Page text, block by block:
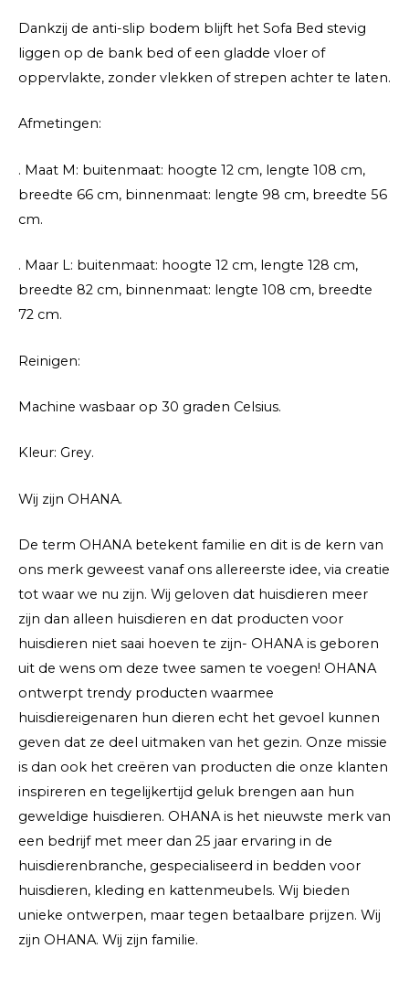
Dankzij de anti-slip bodem blijft het Sofa Bed stevig
liggen op de bank bed of een gladde vloer of
oppervlakte, zonder vlekken of strepen achter te laten.
Afmetingen:
. Maat M: buitenmaat: hoogte 12 cm, lengte 108 cm,
breedte 66 cm, binnenmaat: lengte 98 cm, breedte 56
cm.
. Maar L: buitenmaat: hoogte 12 cm, lengte 128 cm,
breedte 82 cm, binnenmaat: lengte 108 cm, breedte
72 cm.
Reinigen:
Machine wasbaar op 30 graden Celsius.
Kleur: Grey.
Wij zijn OHANA.
De term OHANA betekent familie en dit is de kern van
ons merk geweest vanaf ons allereerste idee, via creatie
tot waar we nu zijn. Wij geloven dat huisdieren meer
zijn dan alleen huisdieren en dat producten voor
huisdieren niet saai hoeven te zijn- OHANA is geboren
uit de wens om deze twee samen te voegen! OHANA
ontwerpt trendy producten waarmee
huisdiereigenaren hun dieren echt het gevoel kunnen
geven dat ze deel uitmaken van het gezin. Onze missie
is dan ook het creëren van producten die onze klanten
inspireren en tegelijkertijd geluk brengen aan hun
geweldige huisdieren. OHANA is het nieuwste merk van
een bedrijf met meer dan 25 jaar ervaring in de
huisdierenbranche, gespecialiseerd in bedden voor
huisdieren, kleding en kattenmeubels. Wij bieden
unieke ontwerpen, maar tegen betaalbare prijzen. Wij
zijn OHANA. Wij zijn familie.